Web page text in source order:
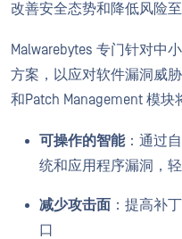
改善安全态势和降低风险至
Malwarebytes 专门针对中
方案，以应对软件漏洞威
和Patch Management 模块
可操作的智能：通过
统和应用程序漏洞，
减少攻击面 ：提高补
口